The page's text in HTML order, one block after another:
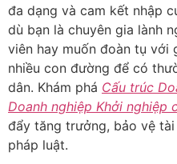
đa dạng và cam kết nhập
dù bạn là chuyên gia lành
viên hay muốn đoàn tụ với
nhiều con đường để có
dân. Khám phá Cấu trúc
Doanh nghiệp Khởi nghiệp
đẩy tăng trưởng, bảo vệ
pháp luật.